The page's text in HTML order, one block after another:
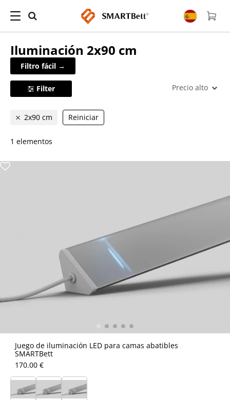
Iluminación 2x90 cm
Filtro fácil →
Filter Precio alto
2x90 cm Reiniciar
1 elementos
Juego de iluminación LED para camas abatibles
SMARTBett
170.00 €